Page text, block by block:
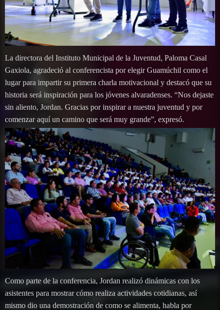
La directora del Instituto Municipal de la Juventud, Paloma Casal
Gaxiola, agradeció al conferencista por elegir Guamúchil como el
lugar para impartir su primera charla motivacional y destacó que su
historia será inspiración para los jóvenes alvaradenses. “Nos dejaste
sin aliento, Jordan. Gracias por inspirar a nuestra juventud y por
comenzar aquí un camino que será muy grande”, expresó.
Como parte de la conferencia, Jordan realizó dinámicas con los
asistentes para mostrar cómo realiza actividades cotidianas, así
mismo dio una demostración de como se alimenta, habla por